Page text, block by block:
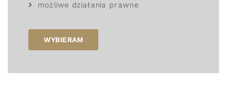
możliwe działania prawne
WYBIERAM